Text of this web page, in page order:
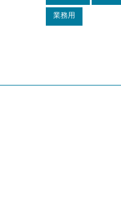
業務用